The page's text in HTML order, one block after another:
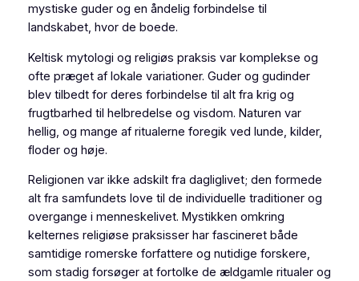
mystiske guder og en åndelig forbindelse til
landskabet, hvor de boede.
Keltisk mytologi og religiøs praksis var komplekse og
ofte præget af lokale variationer. Guder og gudinder
blev tilbedt for deres forbindelse til alt fra krig og
frugtbarhed til helbredelse og visdom. Naturen var
hellig, og mange af ritualerne foregik ved lunde, kilder,
floder og høje.
Religionen var ikke adskilt fra dagliglivet; den formede
alt fra samfundets love til de individuelle traditioner og
overgange i menneskelivet. Mystikken omkring
kelternes religiøse praksisser har fascineret både
samtidige romerske forfattere og nutidige forskere,
som stadig forsøger at fortolke de ældgamle ritualer og